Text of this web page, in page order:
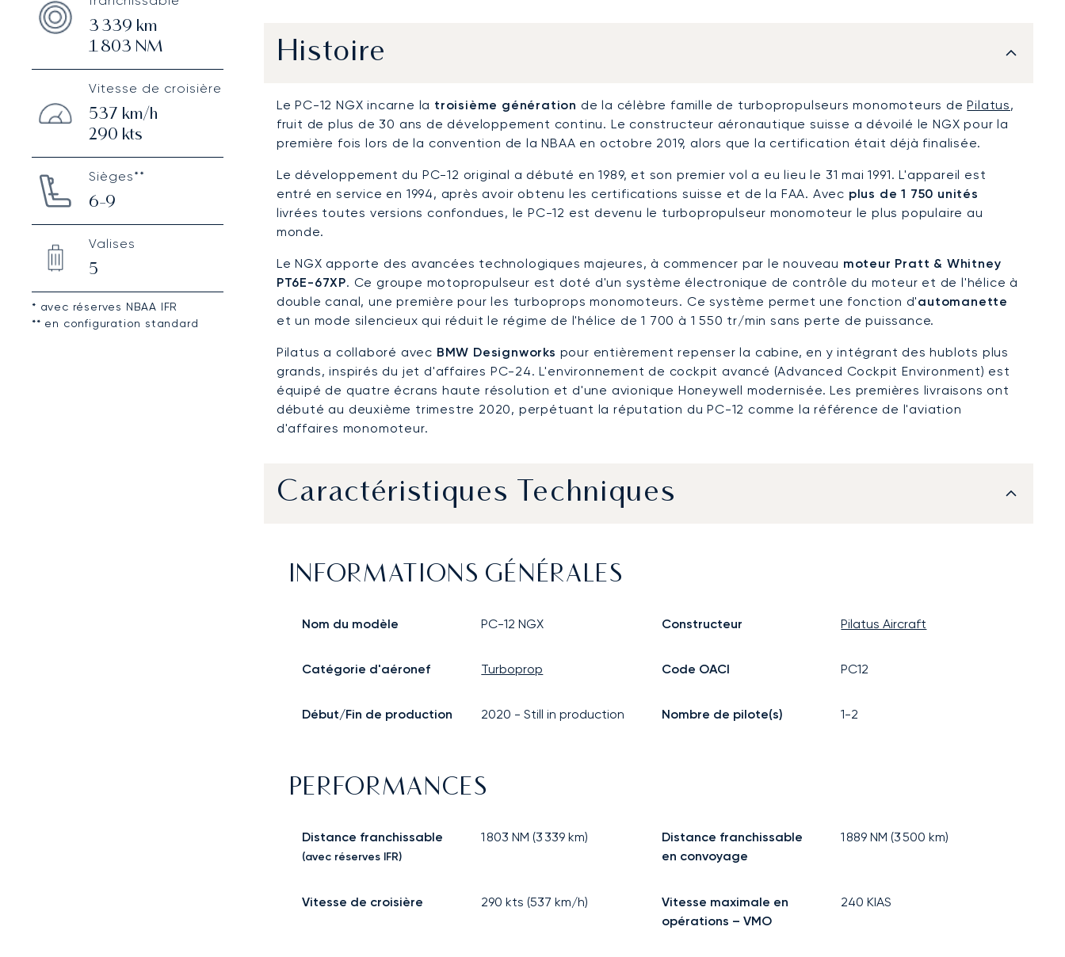
3 339 km
1 803 NM
Vitesse de croisière
537 km/h
290 kts
Sièges**
6-9
Valises
5
* avec réserves NBAA IFR
** en configuration standard
Histoire
Le PC-12 NGX incarne la troisième génération de la célèbre famille de turbopropulseurs monomoteurs dePilatus,
fruit de plus de 30 ans de développement continu. Le constructeur aéronautique suisse a dévoilé le NGX pour la
première fois lors de la convention de la NBAA en octobre 2019, alors que la certification était déjà finalisée.
Le développement du PC-12 original a débuté en 1989, et son premier vol a eu lieu le 31 mai 1991. L'appareil est
entré en service en 1994, après avoir obtenu les certifications suisse et de la FAA. Avec plus de 1 750 unités
livrées toutes versions confondues, le PC-12 est devenu le turbopropulseur monomoteur le plus populaire au
monde.
Le NGX apporte des avancées technologiques majeures, à commencer par le nouveau moteur Pratt & Whitney
PT6E-67XP. Ce groupe motopropulseur est doté d'un système électronique de contrôle du moteur et de l'hélice à
double canal, une première pour les turboprops monomoteurs. Ce système permet une fonction d'automanette
et un mode silencieux qui réduit le régime de l'hélice de 1 700 à 1 550 tr/min sans perte de puissance.
Pilatus a collaboré avec BMW Designworks pour entièrement repenser la cabine, en y intégrant des hublots plus
grands, inspirés du jet d'affaires PC-24. L'environnement de cockpit avancé (Advanced Cockpit Environment) est
équipé de quatre écrans haute résolution et d'une avionique Honeywell modernisée. Les premières livraisons ont
débuté au deuxième trimestre 2020, perpétuant la réputation du PC-12 comme la référence de l'aviation
d'affaires monomoteur.
Caractéristiques Techniques
INFORMATIONS GÉNÉRALES
Nom du modèle PC-12 NGX Constructeur Pilatus Aircraft
Catégorie d'aéronef Turboprop Code OACI PC12
Début/Fin de production 2020 -Still in production Nombre de pilote(s) 1-2
PERFORMANCES
Distance franchissable
(avec réserves IFR)
1 803 NM (3 339 km)
Distance franchissable
en convoyage
1 889 NM (3 500 km)
Vitesse de croisière 290 kts (537 km/h)
Vitesse maximale en
opérations – VMO
240 KIAS